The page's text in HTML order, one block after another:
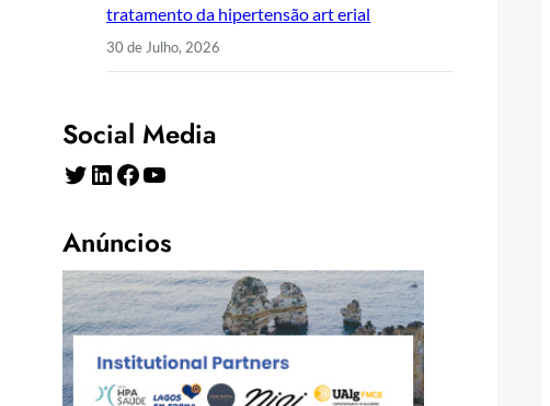
tratamento da hipertensão art erial
30 de Julho, 2026
Social Media
Twitter LinkedIn Facebook YouTube
Anúncios